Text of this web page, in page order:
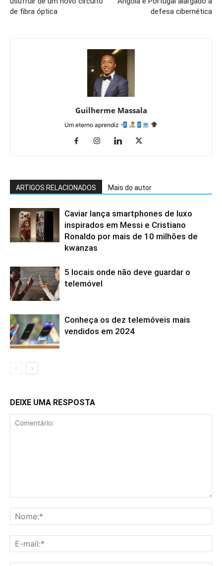
de fibra óptica
defesa cibernética
Guilherme Massala
Um eterno aprendiz
ARTIGOS RELACIONADOS Mais do autor
Caviar lança smartphones de luxo
inspirados em Messi e Cristiano
Ronaldo por mais de 10 milhões de
kwanzas
5 locais onde não deve guardar o
telemóvel
Conheça os dez telemóveis mais
vendidos em 2024
DEIXE UMA RESPOSTA